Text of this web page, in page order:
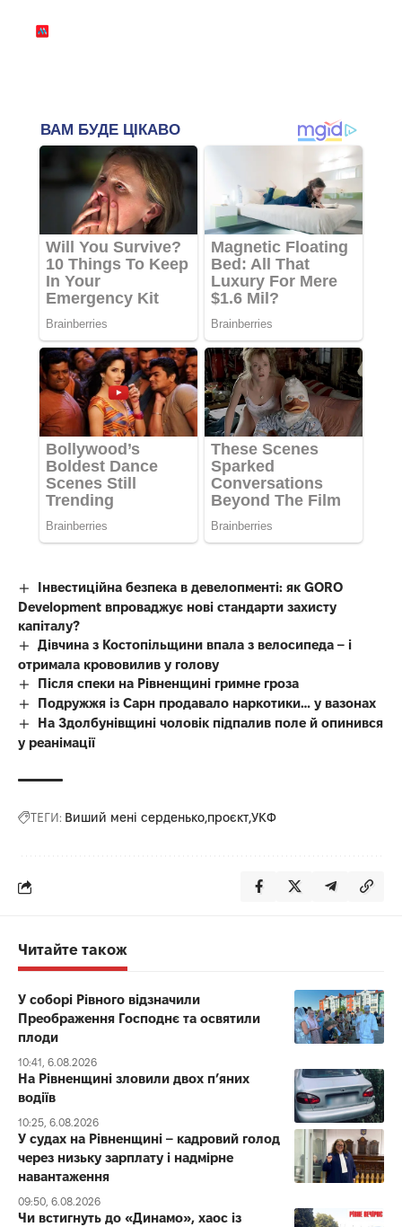
Інвестиційна безпека в девелопменті: як GORO
Development впроваджує нові стандарти захисту
капіталу?
Дівчина з Костопільщини впала з велосипеда – і
отримала крововилив у голову
Після спеки на Рівненщині гримне гроза
Подружжя із Сарн продавало наркотики… у вазонах
На Здолбунівщині чоловік підпалив поле й опинився
у реанімації
ТЕГИ: Виший мені серденько проєктУКФ
Читайте також
У соборі Рівного відзначили
Преображення Господнє та освятили
плоди
10:41, 6.08.2026
На Рівненщині зловили двох п’яних
водіїв
10:25, 6.08.2026
У судах на Рівненщині – кадровий голод
через низьку зарплату і надмірне
навантаження
09:50, 6.08.2026
Чи встигнуть до «Динамо», хаос із